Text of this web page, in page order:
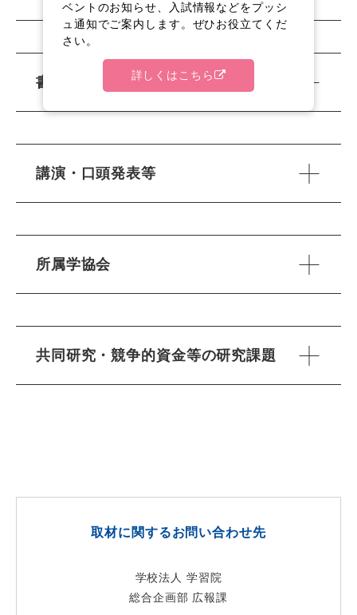
書籍等出版物
講演・口頭発表等
所属学協会
共同研究・競争的資金等の研究課題
取材に関するお問い合わせ先
学校法人 学習院
総合企画部 広報課
ベントのお知らせ、入試情報などをプッシ
ュ通知でご案内します。ぜひお役立てくだ
さい。
詳しくはこちら